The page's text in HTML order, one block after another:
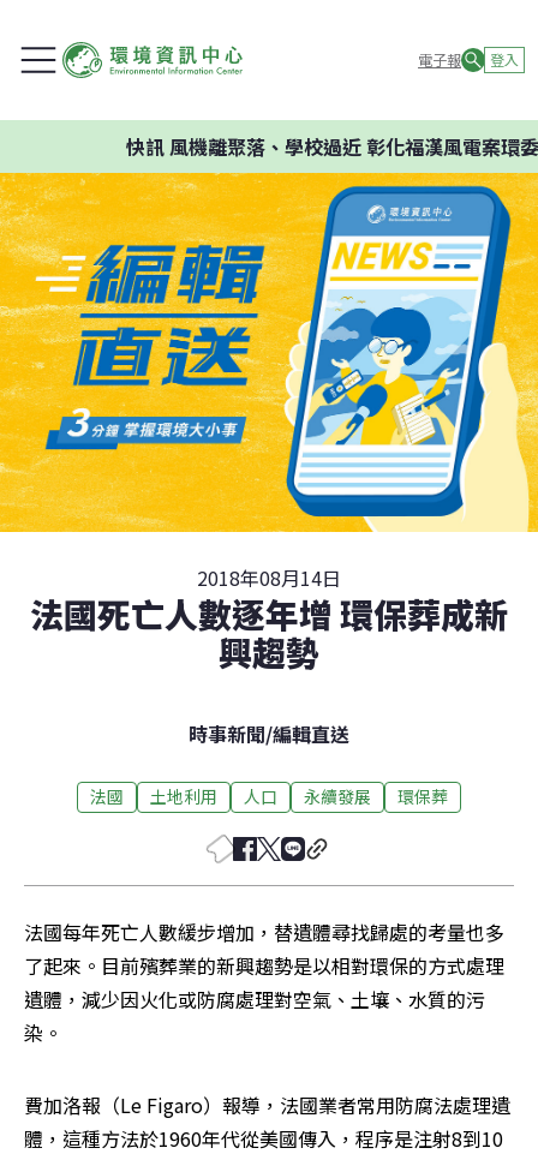
電子報 登入
快訊風機離聚落、學校過近 彰化福漢風電案環委
2018年08月14日
法國死亡人數逐年增 環保葬成新
興趨勢
時事新聞/編輯直送
法國 土地利用 人口 永續發展 環保葬
法國每年死亡人數緩步增加，替遺體尋找歸處的考量也多
了起來。目前殯葬業的新興趨勢是以相對環保的方式處理
遺體，減少因火化或防腐處理對空氣、土壤、水質的污
染。
費加洛報（Le Figaro）報導，法國業者常用防腐法處理遺
體，這種方法於1960年代從美國傳入，程序是注射8到10